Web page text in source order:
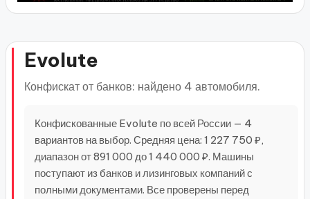
Evolute
Конфискат от банков: найдено 4 автомобиля.
Конфискованные Evolute по всей России — 4
вариантов на выбор. Средняя цена: 1 227 750 ₽,
диапазон от 891 000 до 1 440 000 ₽. Машины
поступают из банков и лизинговых компаний с
полными документами. Все проверены перед